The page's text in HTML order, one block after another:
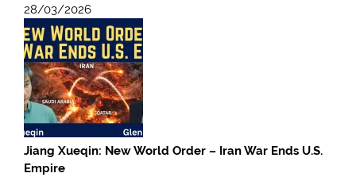
28/03/2026
Jiang Xueqin: New World Order – Iran War Ends U.S.
Empire